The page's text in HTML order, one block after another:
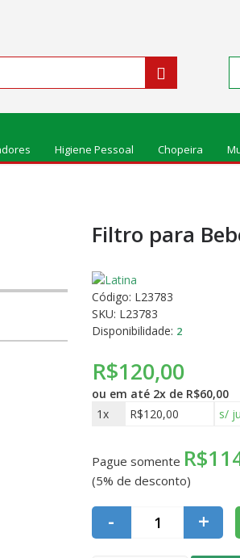
Higiene Pessoal Chopeira
Filtro para
Código: L23783
SKU: L23783
Disponibilidade: 2
R$120,00
ou em até 2x de R$60,00
1x
R$120,00 s/
Pague somente
(5% de desconto)
- +